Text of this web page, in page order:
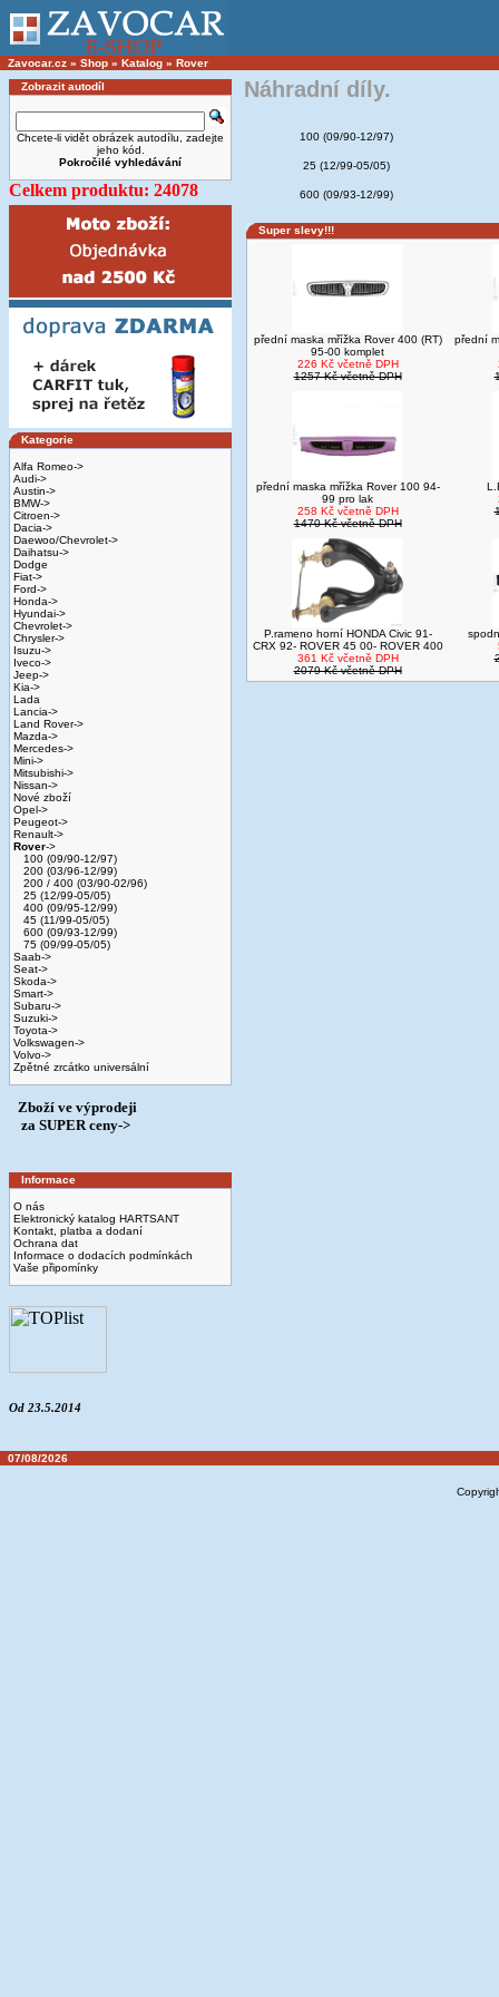
Zavocar.cz » Shop » Katalog » Rover
Zobrazit autodíl
Chcete-li vidět obrázek autodílu, zadejte
jeho kód.
Pokročilé vyhledávání
Celkem produktu: 24078
Kategorie
Alfa Romeo->
Audi->
Austin->
BMW->
Citroen->
Dacia->
Daewoo/Chevrolet->
Daihatsu->
Dodge
Fiat->
Ford->
Honda->
Hyundai->
Chevrolet->
Chrysler->
Isuzu->
Iveco->
Jeep->
Kia->
Lada
Lancia->
Land Rover->
Mazda->
Mercedes->
Mini->
Mitsubishi->
Nissan->
Nové zboží
Opel->
Peugeot->
Renault->
Rover->
100 (09/90-12/97)
200 (03/96-12/99)
200 / 400 (03/90-02/96)
25 (12/99-05/05)
400 (09/95-12/99)
45 (11/99-05/05)
600 (09/93-12/99)
75 (09/99-05/05)
Saab->
Seat->
Skoda->
Smart->
Subaru->
Suzuki->
Toyota->
Volkswagen->
Volvo->
Zpětné zrcátko universální
Zboží ve výprodeji
­ za SUPER ceny->
Informace
O nás
Elektronický katalog HARTSANT
Kontakt, platba a dodaní
Ochrana dat
Informace o dodacích podmínkách
Vaše připomínky
Od 23.5.2014
Náhradní díly.
100 (09/90-12/97)
25 (12/99-05/05)
600 (09/93-12/99)
Super slevy!!!
přední maska mřížka Rover 400 (RT)
95-00 komplet
226 Kč včetně DPH
1257 Kč včetně DPH
přední
přední maska mřížka Rover 100 94-
99 pro lak
258 Kč včetně DPH
1470 Kč včetně DPH
P.rameno horní HONDA Civic 91-
CRX 92- ROVER 45 00- ROVER 400
361 Kč včetně DPH
2079 Kč včetně DPH
07/08/2026